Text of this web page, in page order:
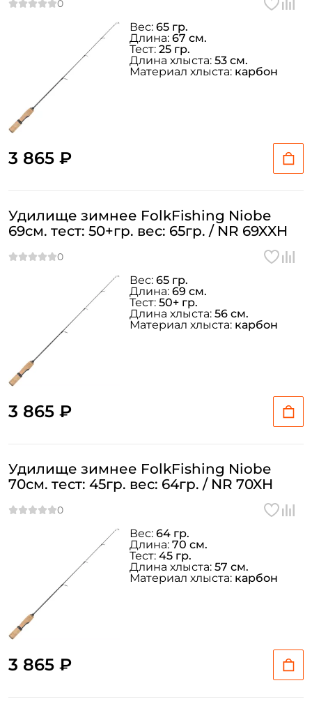
3 865 ₽
Вес: 65 гр.
Длина: 67 см.
Тест: 25 гр.
Длина хлыста: 53 см.
Материал хлыста: карбон
Удилище зимнее FolkFishing Niobe
69см. тест: 50+гр. вес: 65гр. / NR 69XXH
3 865 ₽
Вес: 65 гр.
Длина: 69 см.
Тест: 50+ гр.
Длина хлыста: 56 см.
Материал хлыста: карбон
Удилище зимнее FolkFishing Niobe
70см. тест: 45гр. вес: 64гр. / NR 70XH
3 865 ₽
Вес: 64 гр.
Длина: 70 см.
Тест: 45 гр.
Длина хлыста: 57 см.
Материал хлыста: карбон
Создать аккаунт
ФИО: *
Придумайте пароль: *
Заполняя данную форму вы соглашаетесь на обработку
персональных данных